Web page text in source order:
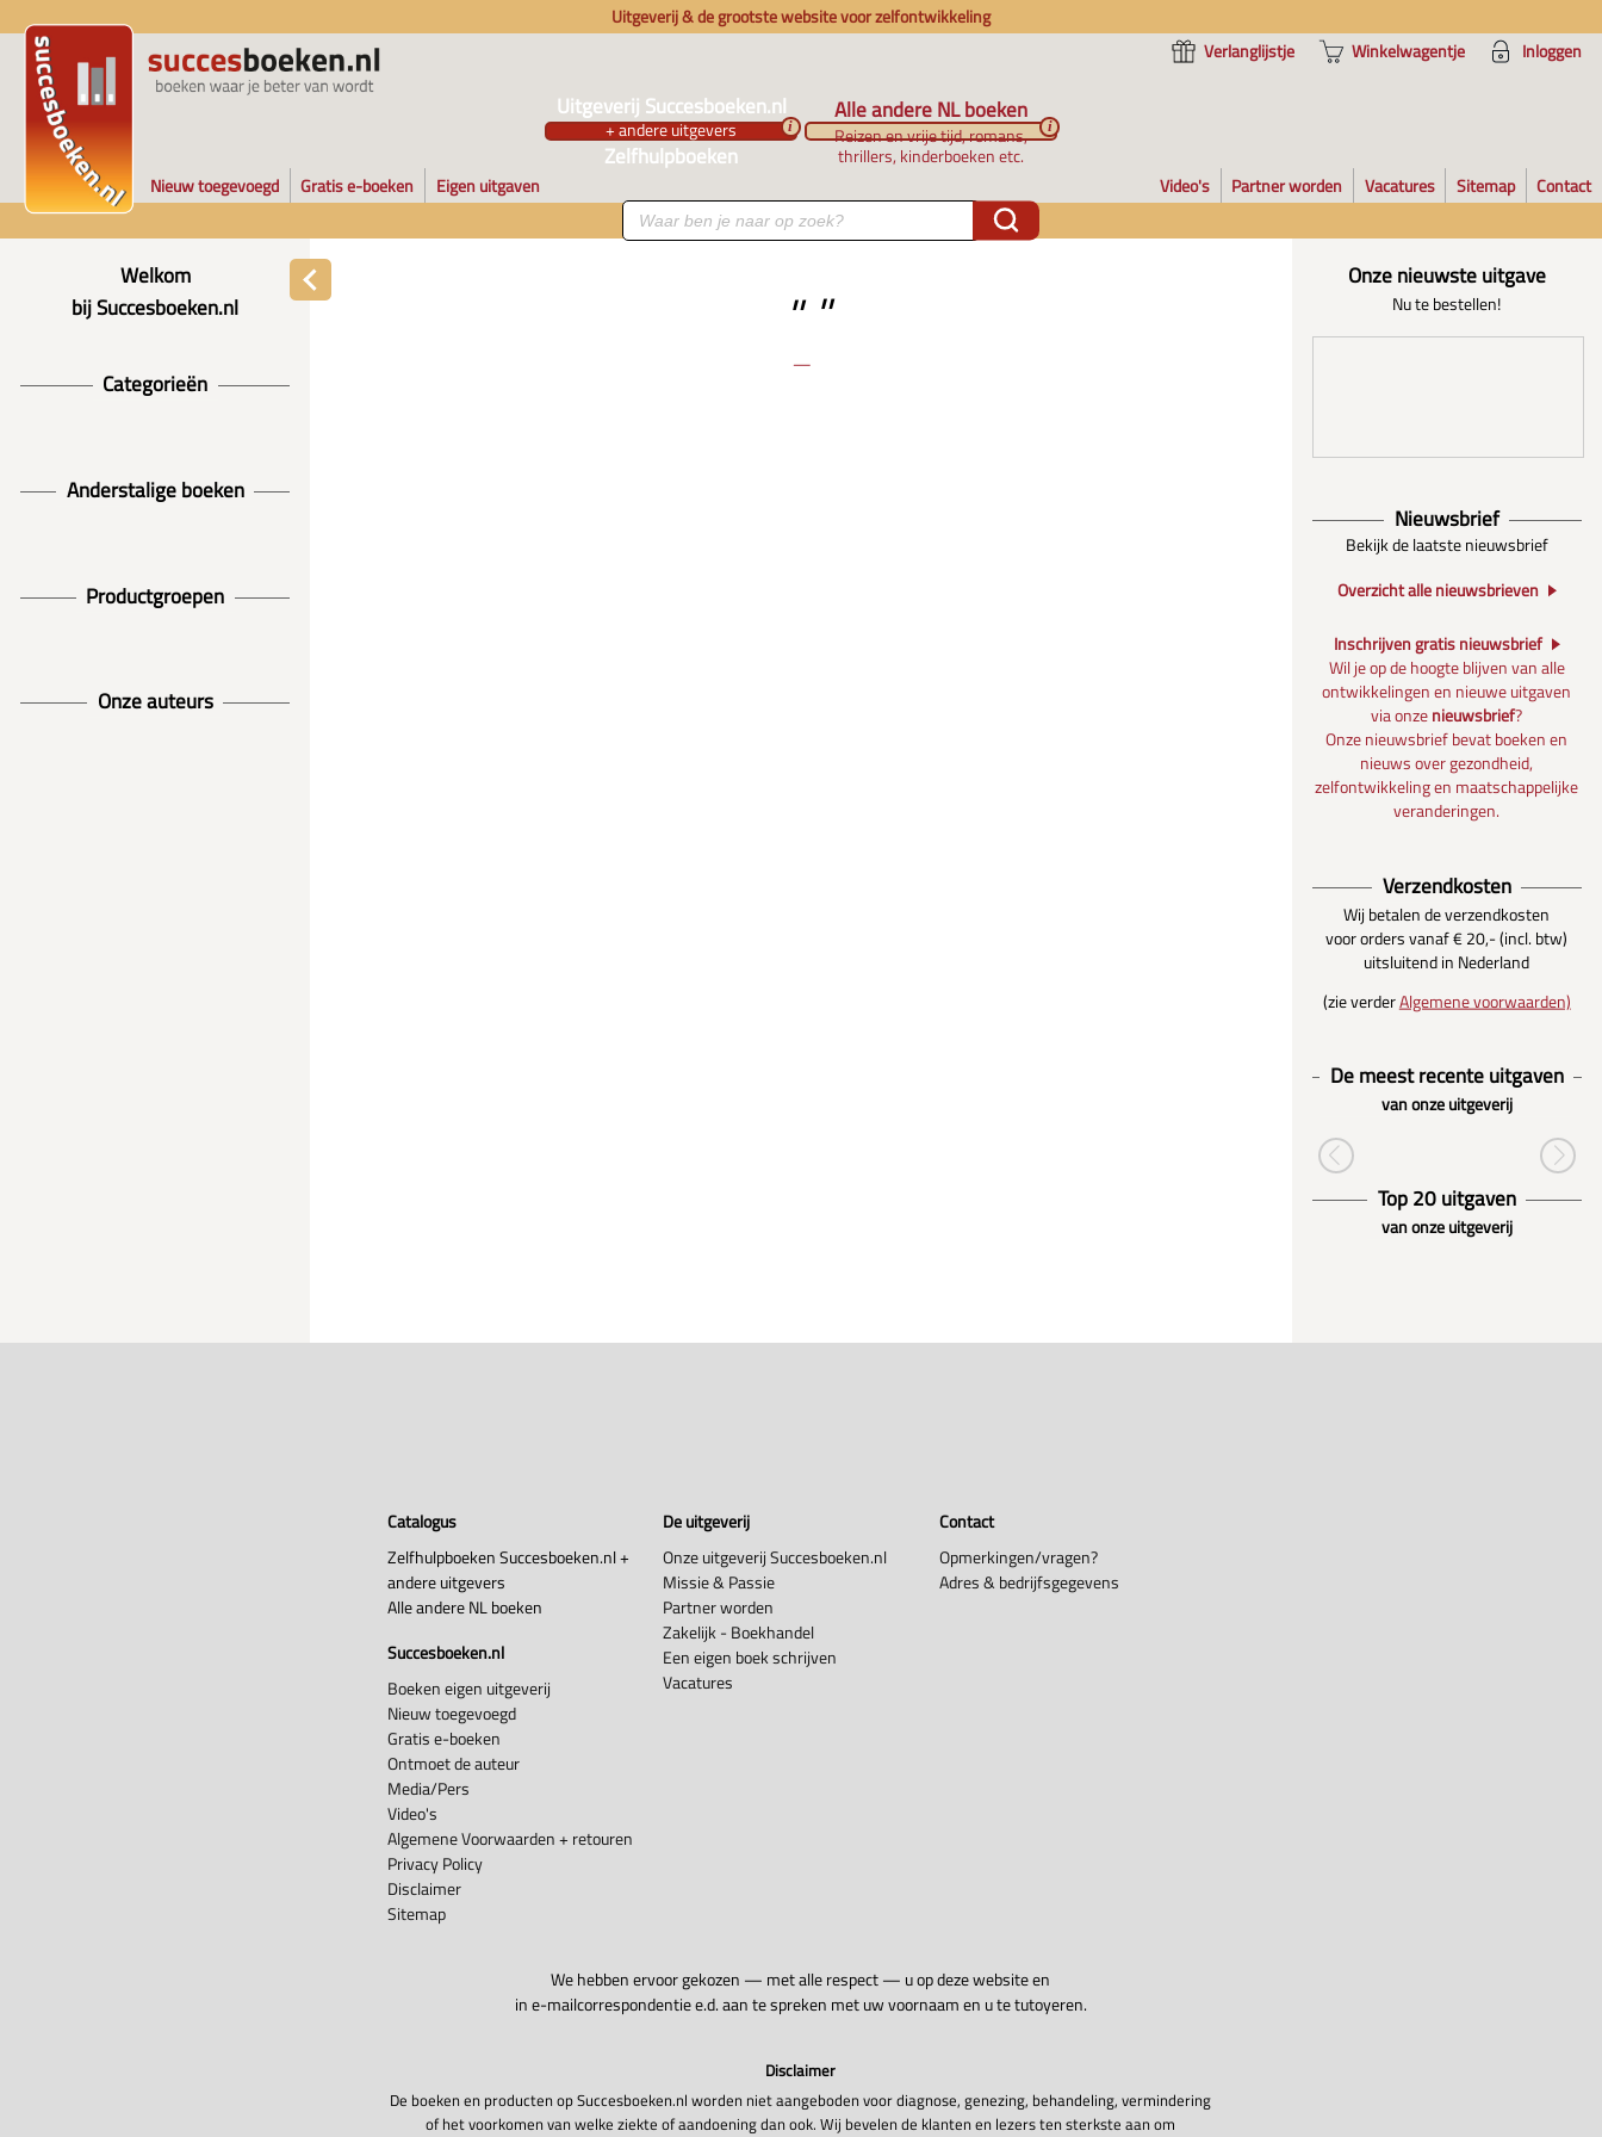
Uitgeverij & de grootste website voor zelfontwikkeling
Verlanglijstje
Winkelwagentje Inloggen
Uitgeverij Succesboeken.nl
+ andere uitgevers
Zelfhulpboeken
i
Alle andere NL boeken
Reizen en vrije tijd, romans,
thrillers, kinderboeken etc.
i
Nieuw toegevoegd Gratis e-boeken Eigen uitgaven Video's Partner worden Vacatures Sitemap Contact
Welkom
bij Succesboeken.nl
Categorieën
Anderstalige boeken
Productgroepen
Onze auteurs
Onze nieuwste uitgave
Nu te bestellen!
Nieuwsbrief
Bekijk de laatste nieuwsbrief
Overzicht alle nieuwsbrieven
Inschrijven gratis nieuwsbrief
Wil je op de hoogte blijven van alle
ontwikkelingen en nieuwe uitgaven
via onzenieuwsbrief?
Onze nieuwsbrief bevat boeken en
nieuws over gezondheid,
zelfontwikkeling en maatschappelijke
veranderingen.
Verzendkosten
Wij betalen de verzendkosten
voor orders vanaf € 20,- (incl. btw)
uitsluitend in Nederland
(zie verderAlgemene voorwaarden)
De meest recente uitgaven
van onze uitgeverij
Top 20 uitgaven
van onze uitgeverij
Catalogus
Zelfhulpboeken Succesboeken.nl +
andere uitgevers
Alle andere NL boeken
Succesboeken.nl
Boeken eigen uitgeverij
Nieuw toegevoegd
Gratis e-boeken
Ontmoet de auteur
Media/Pers
Video's
Algemene Voorwaarden + retouren
Privacy Policy
Disclaimer
Sitemap
De uitgeverij
Onze uitgeverij Succesboeken.nl
Missie & Passie
Partner worden
Zakelijk - Boekhandel
Een eigen boek schrijven
Vacatures
Contact
Opmerkingen/vragen?
Adres & bedrijfsgegevens
We hebben ervoor gekozen — met alle respect — u op deze website en
in e-mailcorrespondentie e.d. aan te spreken met uw voornaam en u te tutoyeren.
Disclaimer
De boeken en producten op Succesboeken.nl worden niet aangeboden voor diagnose, genezing, behandeling, vermindering
of het voorkomen van welke ziekte of aandoening dan ook. Wij bevelen de klanten en lezers ten sterkste aan om